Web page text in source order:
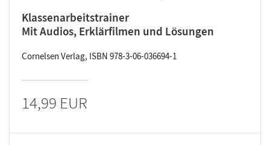
Klassenarbeitstrainer
Mit Audios, Erklärfilmen und Lösungen
Cornelsen Verlag, ISBN 978-3-06-036694-1
14,99 EUR